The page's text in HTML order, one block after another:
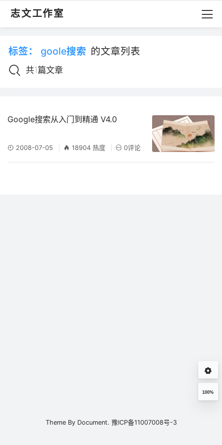
志文工作室
标签： goole搜索 的文章列表
共1篇文章
Google搜索从入门到精通 V4.0
2008-07-05 18904 热度 0评论
100%
Theme By Document. 豫ICP备11007008号-3